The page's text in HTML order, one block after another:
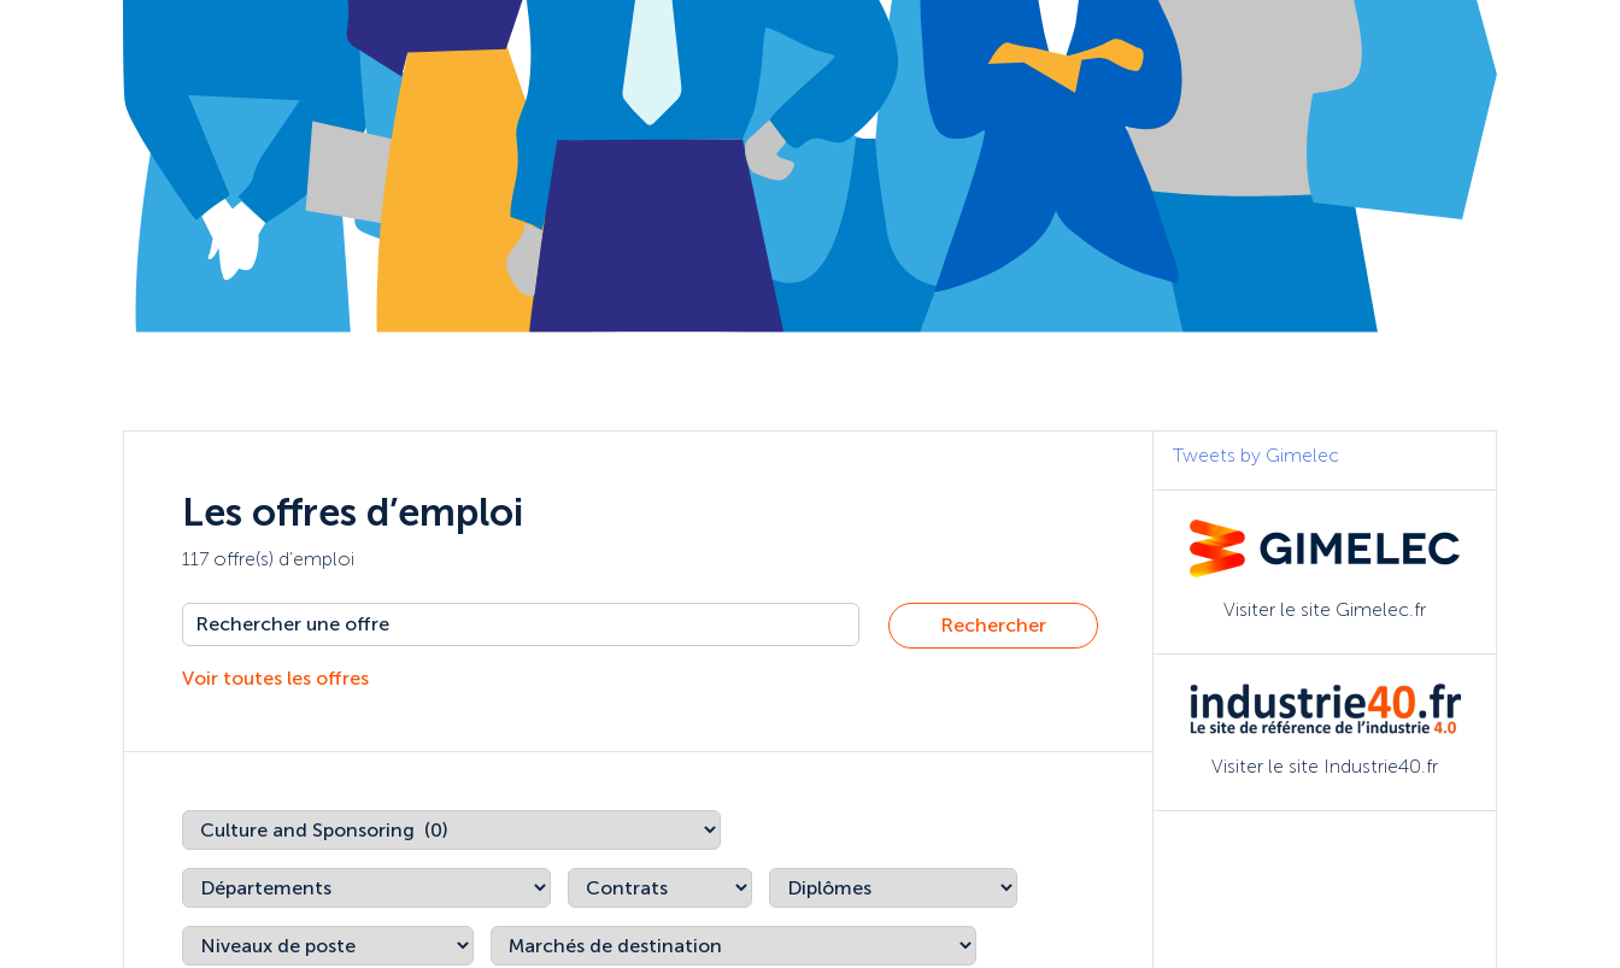
Les offres d’emploi
117 offre(s) d’emploi
Rechercher
Voir toutes les offres
Tweets by Gimelec
Visiter le site Gimelec.fr
Visiter le site Industrie40.fr